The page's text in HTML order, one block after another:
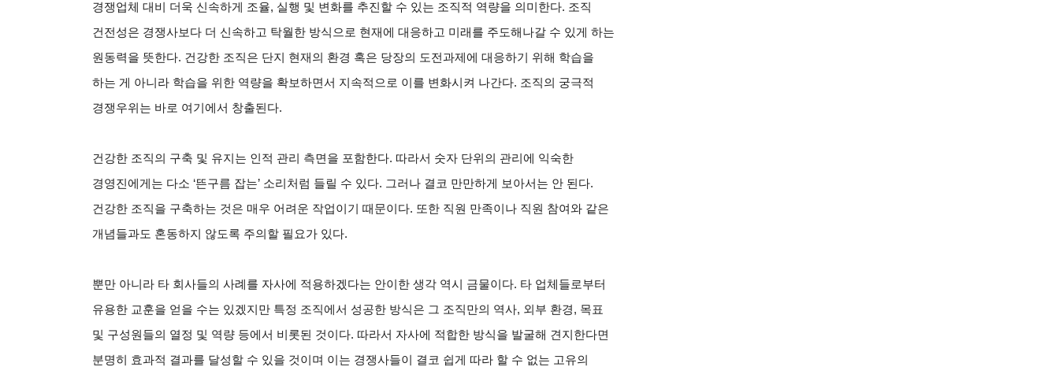
경쟁업체 대비 더욱 신속하게 조율, 실행 및 변화를 추진할 수 있는 조직적 역량을 의미한다. 조직
건전성은 경쟁사보다 더 신속하고 탁월한 방식으로 현재에 대응하고 미래를 주도해나갈 수 있게 하는
원동력을 뜻한다. 건강한 조직은 단지 현재의 환경 혹은 당장의 도전과제에 대응하기 위해 학습을
하는 게 아니라 학습을 위한 역량을 확보하면서 지속적으로 이를 변화시켜 나간다. 조직의 궁극적
경쟁우위는 바로 여기에서 창출된다.
건강한 조직의 구축 및 유지는 인적 관리 측면을 포함한다. 따라서 숫자 단위의 관리에 익숙한
경영진에게는 다소 ‘뜬구름 잡는’ 소리처럼 들릴 수 있다. 그러나 결코 만만하게 보아서는 안 된다.
건강한 조직을 구축하는 것은 매우 어려운 작업이기 때문이다. 또한 직원 만족이나 직원 참여와 같은
개념들과도 혼동하지 않도록 주의할 필요가 있다.
뿐만 아니라 타 회사들의 사례를 자사에 적용하겠다는 안이한 생각 역시 금물이다. 타 업체들로부터
유용한 교훈을 얻을 수는 있겠지만 특정 조직에서 성공한 방식은 그 조직만의 역사, 외부 환경, 목표
및 구성원들의 열정 및 역량 등에서 비롯된 것이다. 따라서 자사에 적합한 방식을 발굴해 견지한다면
분명히 효과적 결과를 달성할 수 있을 것이며 이는 경쟁사들이 결코 쉽게 따라 할 수 없는 고유의